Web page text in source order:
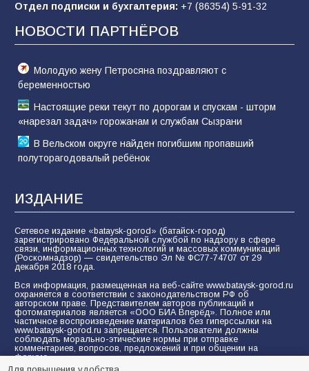
Батайчане вышли в финал Всероссийского
конкурса «Большая перемена»
61 04.08.2026
Отдел подписки и бухгалтерия: +7 (86354) 5-91-32
НОВОСТИ ПАРТНЁРОВ
Молодую жену Петросяна поздравляют с
беременностью
Настоящие реки текут по дорогам и спускам - шторм
«нарезал задач» горожанам и службам Сызрани
В Вельском округе найден погибшим пропавший
полуторагодовалый ребёнок
ИЗДАНИЕ
Сетевое издание «bataysk-gorod» (батайск-город)
зарегистрировано Федеральной службой по надзору в сфере
связи, информационных технологий и массовых коммуникаций
(Роскомнадзор) — свидетельство Эл № ФС77-74707 от 29
декабря 2018 года.
Вся информация, размещенная на веб-сайте www.bataysk-gorod.ru
охраняется в соответствии с законодательством РФ об
авторском праве. Представителем авторов публикаций и
фотоматериалов является «ООО БИА Вперёд». Полное или
частичное воспроизведение материалов без гиперссылки на
www.bataysk-gorod.ru запрещается. Пользователи должны
соблюдать морально-этические нормы при отправке
комментариев, вопросов, предложений и при общении на
форуме.